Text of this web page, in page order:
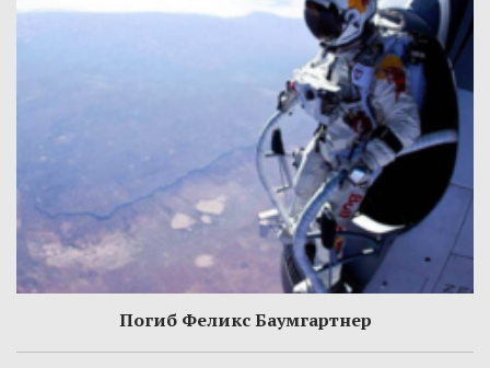
Погиб Феликс Баумгартнер